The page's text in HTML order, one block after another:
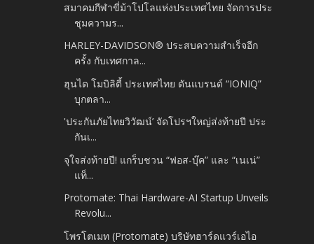
สมาคมกีฬาขี่ม้าโปโลแห่งประเทศไทย จัดการประ
ชุมความร...
HARLEY-DAVIDSON® ประสบความสำเร็จอีก
ครั้ง กับเทศกาล...
ฮุนได โมบิลิตี้ ประเทศไทย ดันแบรนด์ “IONIQ”
บุกตลา...
'ประกันภัยไทยวิวัฒน์’ จัดโปรฯใหญ่ส่งท้ายปี ประ
กันเ...
จุใจส่งท้ายปี! แกร็บชวน “ฟอส-บุ๊ค” และ “เนเน่”
แท็...
Protomate: Thai Hardware-AI Startup Unveils
Revolu...
โพรโตเมท (Protomate) บริษัทฮาร์ดแวร์เอไอ